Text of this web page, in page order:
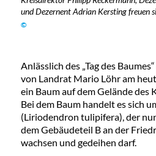
und Dezernent Adrian Kersting freuen
©
Anlässlich des „Tag des
von Landrat Mario Löhr am
ein Baum auf dem Gelände des
Bei dem Baum handelt es sich
(Liriodendron tulipifera), der
dem Gebäudeteil B an der
wachsen und gedeihen darf.